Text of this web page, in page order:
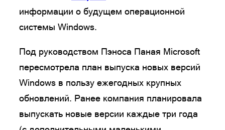
информации о будущем операционной
системы Windows.
Под руководством Пэноса Паная Microsoft
пересмотрела план выпуска новых версий
Windows в пользу ежегодных крупных
обновлений. Ранее компания планировала
выпускать новые версии каждые три года